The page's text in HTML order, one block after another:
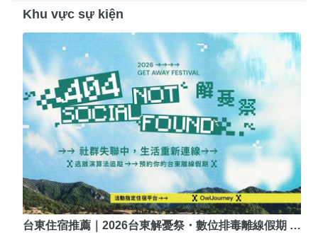
Khu vực sự kiện
台東住宿推薦｜2026台東解憂祭・數位排毒離線假期 …